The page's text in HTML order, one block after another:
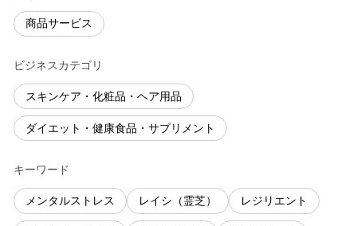
商品サービス
ビジネスカテゴリ
スキンケア・化粧品・ヘア用品
ダイエット・健康食品・サプリメント
キーワード
メンタルストレス レイシ（霊芝） レジリエント